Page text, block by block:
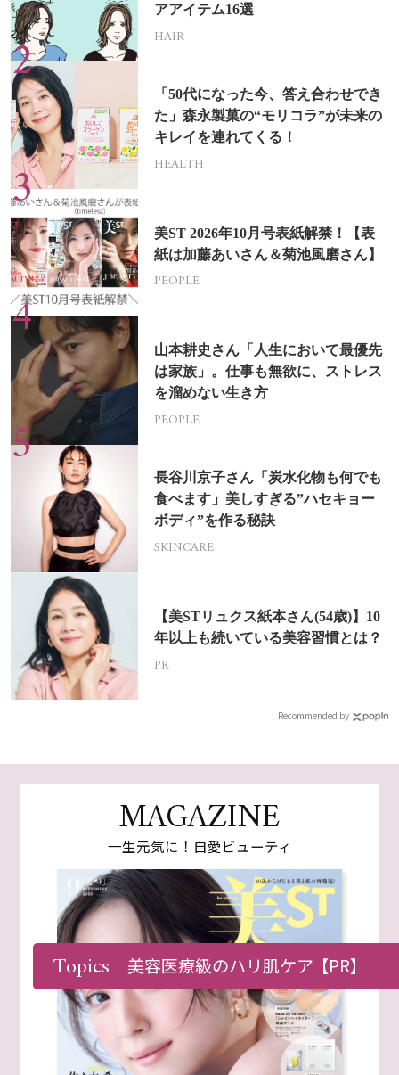
アアイテム16選
HAIR
「50代になった今、答え合わせでき
た」森永製菓の“モリコラ”が未来の
キレイを連れてくる！
HEALTH
美ST 2026年10月号表紙解禁！【表
紙は加藤あいさん＆菊池風磨さん】
PEOPLE
山本耕史さん「人生において最優先
は家族」。仕事も無欲に、ストレス
を溜めない生き方
PEOPLE
長谷川京子さん「炭水化物も何でも
食べます」美しすぎる”ハセキョー
ボディ”を作る秘訣
SKINCARE
【美STリュクス紙本さん(54歳)】10
年以上も続いている美容習慣とは？
PR
Recommended by
MAGAZINE
一生元気に！自愛ビューティ
Topics 美容医療級のハリ肌ケア【PR】